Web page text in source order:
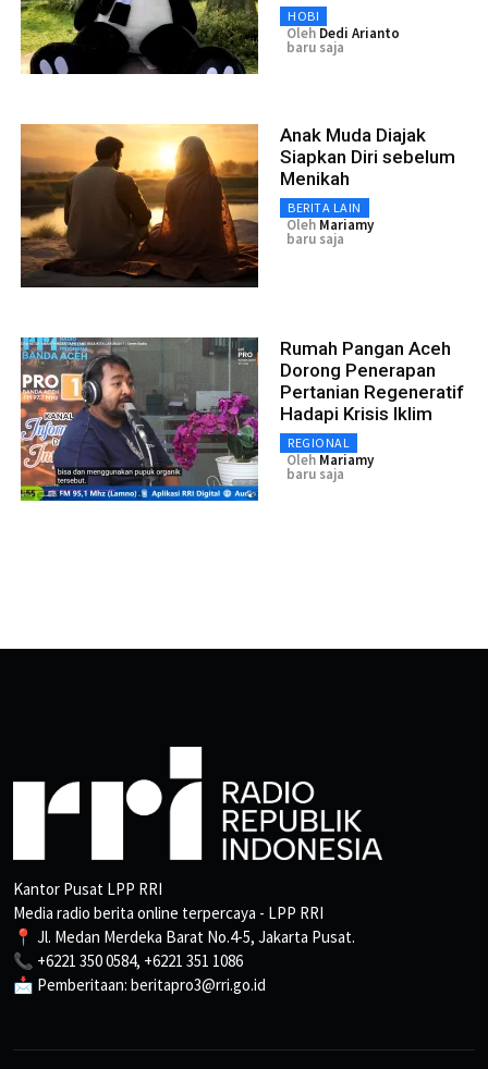
HOBI
Oleh Dedi Arianto
baru saja
Anak Muda Diajak
Siapkan Diri sebelum
Menikah
BERITA LAIN
Oleh Mariamy
baru saja
Rumah Pangan Aceh
Dorong Penerapan
Pertanian Regeneratif
Hadapi Krisis Iklim
REGIONAL
Oleh Mariamy
baru saja
Kantor Pusat LPP RRI
Media radio berita online terpercaya - LPP RRI
📍 Jl. Medan Merdeka Barat No.4-5, Jakarta Pusat.
📞 +6221 350 0584, +6221 351 1086
📩 Pemberitaan: beritapro3@rri.go.id